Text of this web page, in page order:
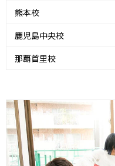
熊本校
鹿児島中央校
那覇首里校